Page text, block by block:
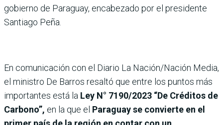
gobierno de Paraguay, encabezado por el presidente
Santiago Peña.
En comunicación con el Diario La Nación/Nación Media,
el ministro De Barros resaltó que entre los puntos más
importantes está la Ley N° 7190/2023 “De Créditos de
Carbono”, en la que el Paraguay se convierte en el